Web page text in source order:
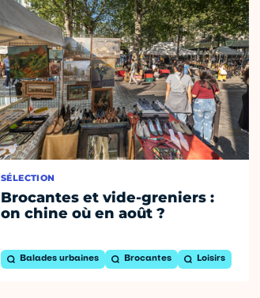
SÉLECTION
Brocantes et vide-greniers :
on chine où en août ?
Balades urbaines Brocantes Loisirs